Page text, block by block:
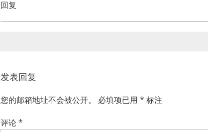
回复
发表回复
您的邮箱地址不会被公开。 必填项已用 * 标注
评论*